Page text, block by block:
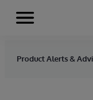
Skip to content
Menu
Product Alerts &